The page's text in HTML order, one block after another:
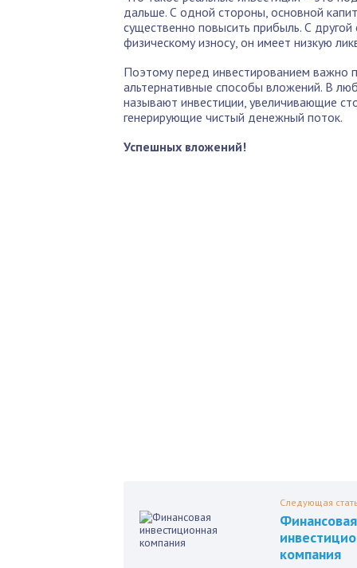
дальше. С одной стороны, основной
существенно повысить прибыль. С
физическому износу, он имеет низкую
Поэтому перед инвестированием важно
альтернативные способы вложений. В
называют инвестиции, увеличивающие
генерирующие чистый денежный поток.
Успешных вложений!
Следующая
Финансовая
компания